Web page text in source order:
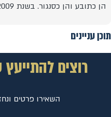
הן כתובע והן כסנגור. בשנת 2009 היה מועמד לכהונת שופט.
תוכן עניינים
רוצים
השאירו פרטים